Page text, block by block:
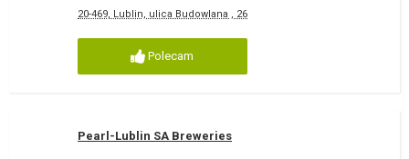
20-469, Lublin, ulica Budowlana , 26
Polecam
Pearl-Lublin SA Breweries